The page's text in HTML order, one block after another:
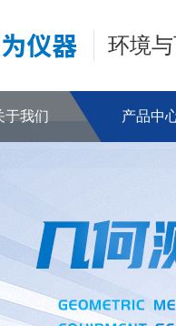
环境
于我们 产品中